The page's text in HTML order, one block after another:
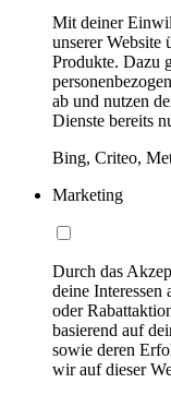
Mit deiner
unserer Website
Produkte. Dazu
ab und nutzen
Dienste bereits
Bing, Criteo,
Marketing
Durch das
deine Interessen
oder
basierend auf
sowie deren
wir auf dieser